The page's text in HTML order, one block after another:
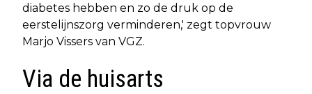
diabetes hebben en zo de druk op de
eerstelijnszorg verminderen,' zegt topvrouw
Marjo Vissers van VGZ.
Via de huisarts